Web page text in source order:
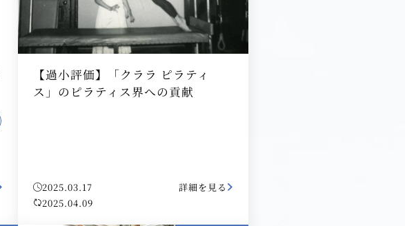
【過小評価】「クララ ピラティ
ス」のピラティス界への貢献
2025.03.17
2025.04.09
詳細を見る